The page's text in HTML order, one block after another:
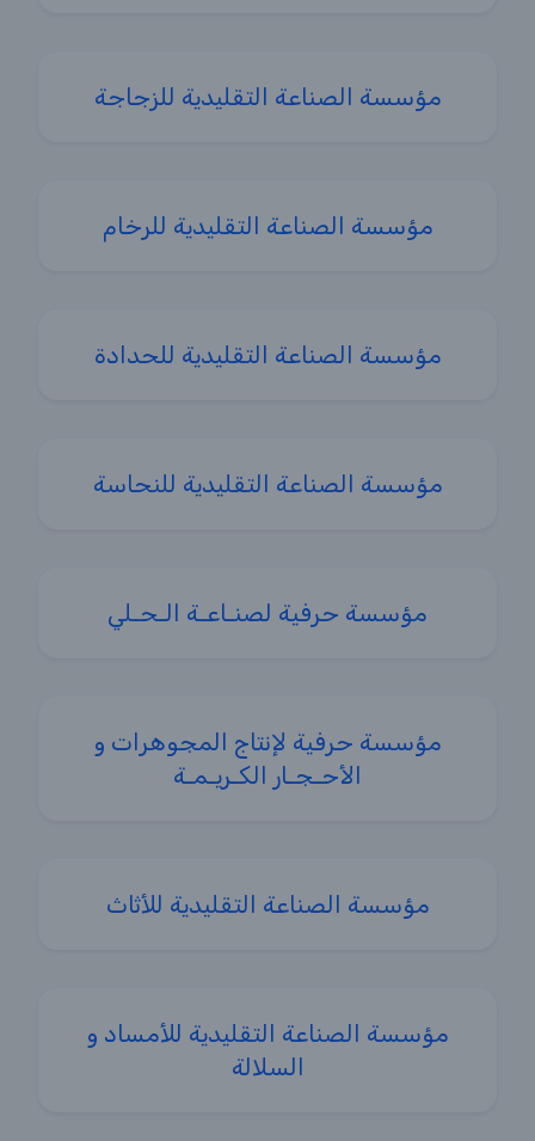
مؤسسة الصناعة التقليدية للزجاجة
مؤسسة الصناعة التقليدية للرخام
مؤسسة الصناعة التقليدية للحدادة
مؤسسة الصناعة التقليدية للنحاسة
مؤسسة حرفية لصنـاعـة الـحـلي
مؤسسة حرفية لإنتاج المجوهرات و
الأحـجـار الكـريـمـة
مؤسسة الصناعة التقليدية للأثاث
مؤسسة الصناعة التقليدية للأمساد و
السلالة